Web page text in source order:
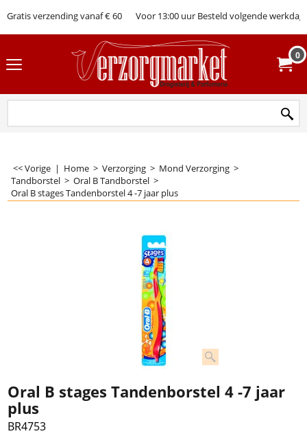
Gratis verzending vanaf € 60 Voor 13:00 uur Besteld volgende werkdag
0
<< Vorige | Home > Verzorging > Mond Verzorging >
Tandborstel > Oral B Tandborstel >
Oral B stages Tandenborstel 4 -7 jaar plus
Oral B stages Tandenborstel 4 -7 jaar
plus
BR4753